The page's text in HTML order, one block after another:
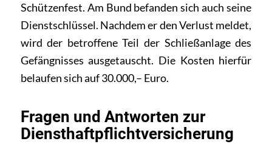
Schützenfest. Am Bund befanden sich auch seine
Dienstschlüssel. Nachdem er den Verlust meldet,
wird der betroffene Teil der Schließanlage des
Gefängnisses ausgetauscht. Die Kosten hierfür
belaufen sich auf 30.000,– Euro.
Fragen und Antworten zur
Diensthaftpflichtversicherung